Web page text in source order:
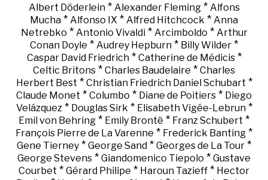
Albert Döderlein* Alexander Fleming* Alfons
Mucha * Alfonso IX * Alfred Hitchcock * Anna
Netrebko * Antonio Vivaldi* Arcimboldo * Arthur
Conan Doyle * Audrey Hepburn * Billy Wilder *
Caspar David Friedrich* Catherine de Médicis*
Celtic Britons * Charles Baudelaire * Charles
Herbert Best * Christian Friedrich Daniel Schubart *
Claude Monet * Columbo * Diane de Poitiers * Diego
Velázquez* Douglas Sirk * Elisabeth Vigée-Lebrun*
Emil von Behring * Emily Brontë * Franz Schubert *
François Pierre de La Varenne * Frederick Banting *
Gene Tierney * George Sand * Georges de La Tour *
George Stevens * Giandomenico Tiepolo * Gustave
Courbet * Gérard Philipe * Haroun Tazieff * Hector